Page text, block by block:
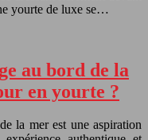
yourte de luxe se…
au bord de la
en yourte ?
la mer est une aspiration